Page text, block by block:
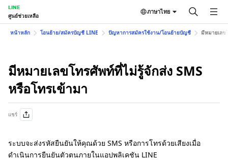
LINE
ศูนย์ช่วยเหลือ
ภาษาไทย
หน้าหลัก โอนย้าย/สมัครบัญชี LINE ปัญหาการสมัครใช้งาน/โอนย้ายบัญชี มีหมายเลข
มีหมายเลขโทรศัพท์ที่ไม่รู้จักส่ง SMS
หรือโทรเข้ามา
แชร์
ระบบจะส่งรหัสยืนยันให้คุณด้วย SMS หรือการโทรด้วยเสียงเมื่อ
ดำเนินการยืนยันตัวตนภายในแอปพลิเคชัน LINE